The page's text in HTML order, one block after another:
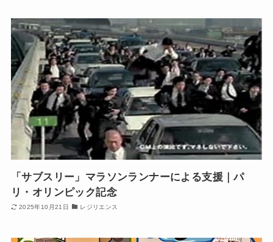
「サブスリー」マラソンランナーによる支援｜パ
リ・オリンピック記念
2025年10月21日 レジリエンス